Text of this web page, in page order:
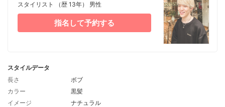
スタイリスト
（歴 13年） 男性
指名して予約する
スタイルデータ
長さ
ボブ
カラー
黒髪
イメージ
ナチュラル